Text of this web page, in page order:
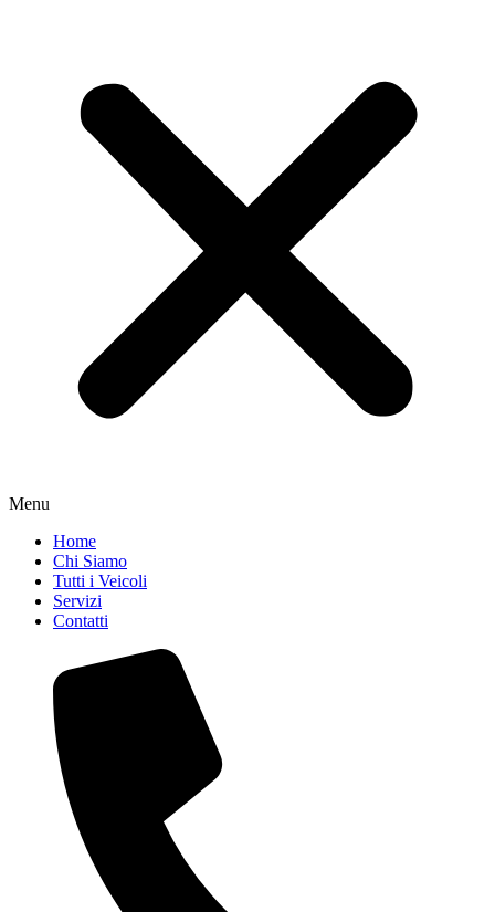
Menu
Home
Chi Siamo
Tutti i Veicoli
Servizi
Contatti